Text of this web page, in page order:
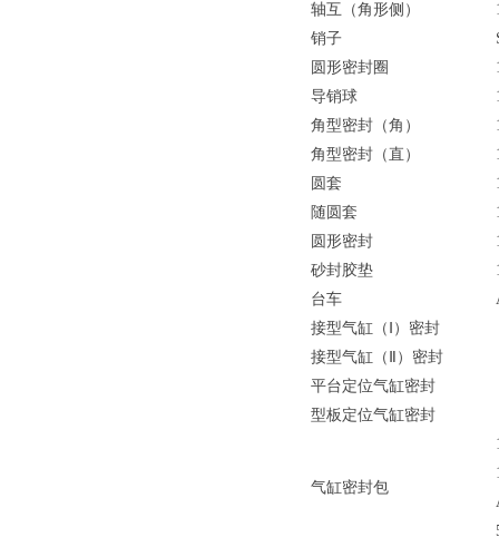
轴互（角形侧）
销子
圆形密封圈
导销球
角型密封（角）
角型密封（直）
圆套
随圆套
圆形密封
砂封胶垫
台车
接型气缸（Ⅰ）密封
接型气缸（Ⅱ）密封
平台定位气缸密封
型板定位气缸密封
气缸密封包